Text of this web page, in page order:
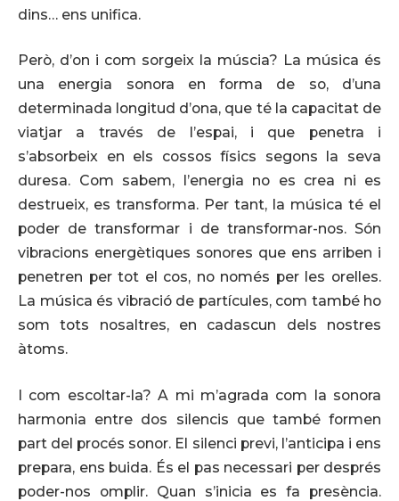
dins… ens unifica.
Però, d’on i com sorgeix la múscia? La música és
una energia sonora en forma de so, d’una
determinada longitud d’ona, que té la capacitat de
viatjar a través de l’espai, i que penetra i
s’absorbeix en els cossos físics segons la seva
duresa. Com sabem, l’energia no es crea ni es
destrueix, es transforma. Per tant, la música té el
poder de transformar i de transformar-nos. Són
vibracions energètiques sonores que ens arriben i
penetren per tot el cos, no només per les orelles.
La música és vibració de partícules, com també ho
som tots nosaltres, en cadascun dels nostres
àtoms.
I com escoltar-la? A mi m’agrada com la sonora
harmonia entre dos silencis que també formen
part del procés sonor. El silenci previ, l’anticipa i ens
prepara, ens buida. És el pas necessari per després
poder-nos omplir. Quan s’inicia es fa presència.